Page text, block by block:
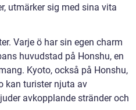
utmärker sig med sina vita
Varje ö har sin egen charm
huvudstad på Honshu, en
Kyoto, också på Honshu,
kan turister njuta av
avkopplande stränder och